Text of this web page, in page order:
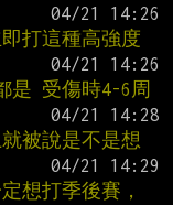
打這種高強度
是 受傷時4-6周
被說是不是想
想打季後賽，